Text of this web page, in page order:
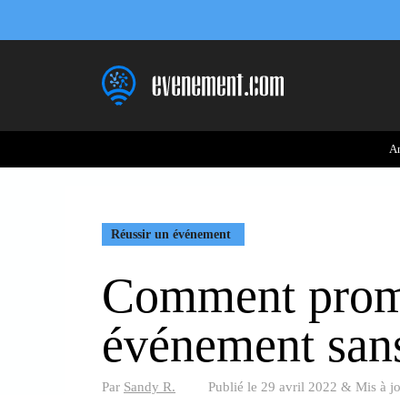
Réussir un événement
Comment
événement
Par Sandy R. Publié le 29 avril 2022 & Mis à